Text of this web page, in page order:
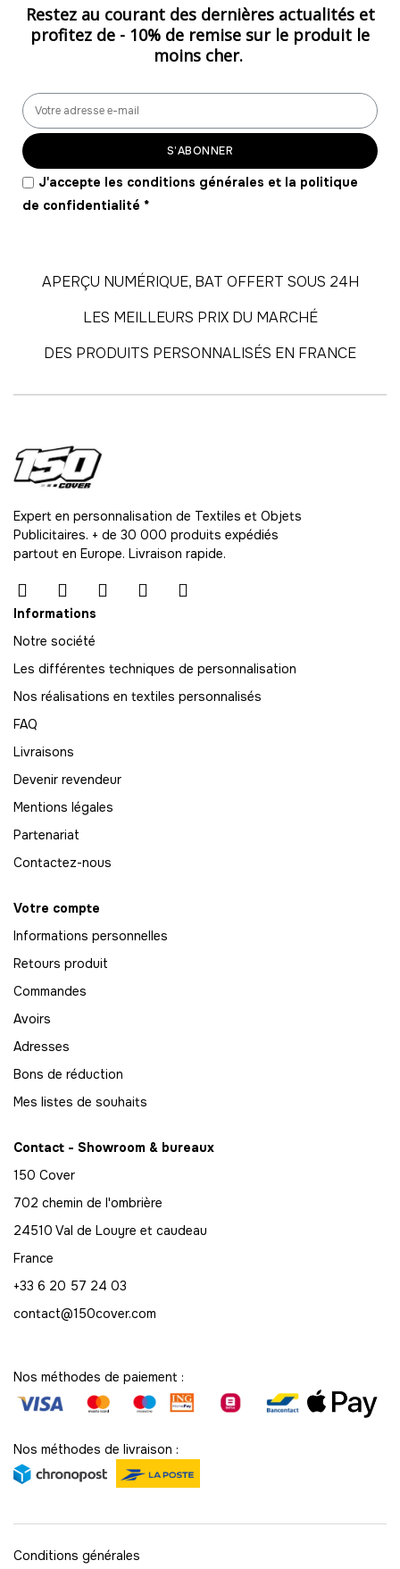
Restez au courant des dernières actualités et
profitez de - 10% de remise sur le produit le
moins cher.
S’ABONNER
J'accepte les conditions générales et la politique
de confidentialité *
APERÇU NUMÉRIQUE, BAT OFFERT SOUS 24H
LES MEILLEURS PRIX DU MARCHÉ
DES PRODUITS PERSONNALISÉS EN FRANCE
Expert en personnalisation de Textiles et Objets
Publicitaires. + de 30 000 produits expédiés
partout en Europe. Livraison rapide.
Informations
Notre société
Les différentes techniques de personnalisation
Nos réalisations en textiles personnalisés
FAQ
Livraisons
Devenir revendeur
Mentions légales
Partenariat
Contactez-nous
Votre compte
Informations personnelles
Retours produit
Commandes
Avoirs
Adresses
Bons de réduction
Mes listes de souhaits
Contact - Showroom & bureaux
150 Cover
702 chemin de l'ombrière
24510 Val de Louyre et caudeau
France
+33 6 20 57 24 03
contact@150cover.com
Nos méthodes de paiement :
Nos méthodes de livraison :
Conditions générales